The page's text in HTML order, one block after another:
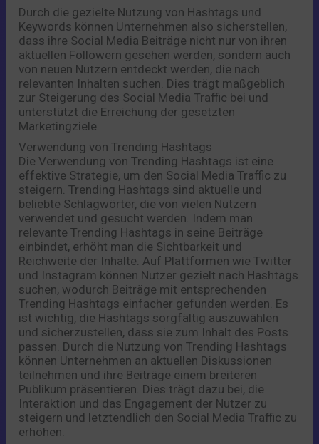
Durch die gezielte Nutzung von Hashtags und
Keywords können Unternehmen also sicherstellen,
dass ihre Social Media Beiträge nicht nur von ihren
aktuellen Followern gesehen werden, sondern auch
von neuen Nutzern entdeckt werden, die nach
relevanten Inhalten suchen. Dies trägt maßgeblich
zur Steigerung des Social Media Traffic bei und
unterstützt die Erreichung der gesetzten
Marketingziele.
Verwendung von Trending Hashtags
Die Verwendung von Trending Hashtags ist eine
effektive Strategie, um den Social Media Traffic zu
steigern. Trending Hashtags sind aktuelle und
beliebte Schlagwörter, die von vielen Nutzern
verwendet und gesucht werden. Indem man
relevante Trending Hashtags in seine Beiträge
einbindet, erhöht man die Sichtbarkeit und
Reichweite der Inhalte. Auf Plattformen wie Twitter
und Instagram können Nutzer gezielt nach Hashtags
suchen, wodurch Beiträge mit entsprechenden
Trending Hashtags einfacher gefunden werden. Es
ist wichtig, die Hashtags sorgfältig auszuwählen
und sicherzustellen, dass sie zum Inhalt des Posts
passen. Durch die Nutzung von Trending Hashtags
können Unternehmen an aktuellen Diskussionen
teilnehmen und ihre Beiträge einem breiteren
Publikum präsentieren. Dies trägt dazu bei, die
Interaktion und das Engagement der Nutzer zu
steigern und letztendlich den Social Media Traffic zu
erhöhen.